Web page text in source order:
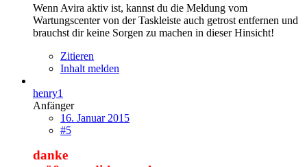
Wenn Avira aktiv ist, kannst du die Meldung vom
Wartungscenter von der Taskleiste auch getrost entfernen und
brauchst dir keine Sorgen zu machen in dieser Hinsicht!
Zitieren
Inhalt melden
henry1
Anfänger
16. Januar 2015
#5
danke